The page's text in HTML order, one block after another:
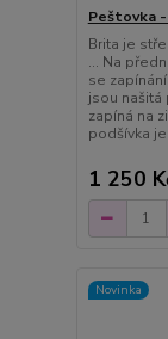
Peštovka
Brita je
... Na
se
jsou našitá
zapíná na
podšívka
1 250
Novinka